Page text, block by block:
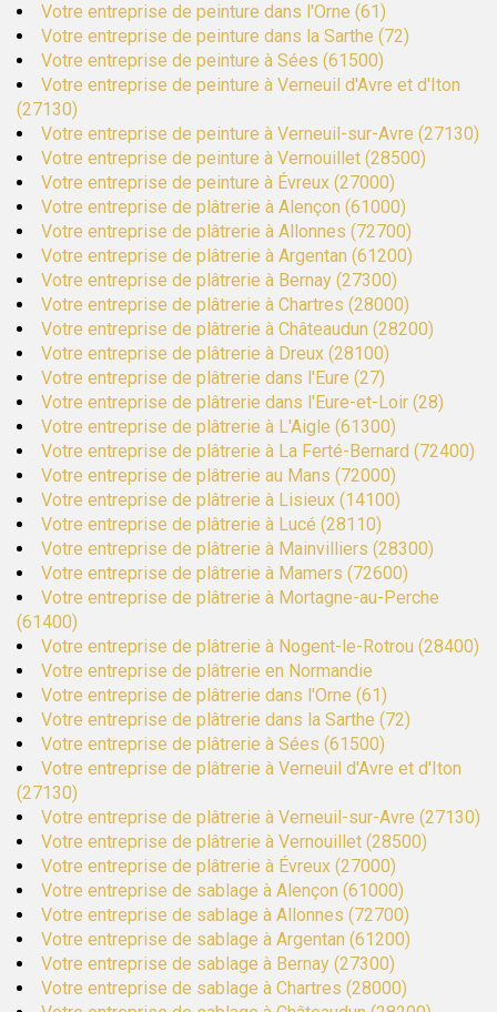
Votre entreprise de peinture dans l'Orne (61)
Votre entreprise de peinture dans la Sarthe (72)
Votre entreprise de peinture à Sées (61500)
Votre entreprise de peinture à Verneuil d'Avre et d'Iton
(27130)
Votre entreprise de peinture à Verneuil-sur-Avre (27130)
Votre entreprise de peinture à Vernouillet (28500)
Votre entreprise de peinture à Évreux (27000)
Votre entreprise de plâtrerie à Alençon (61000)
Votre entreprise de plâtrerie à Allonnes (72700)
Votre entreprise de plâtrerie à Argentan (61200)
Votre entreprise de plâtrerie à Bernay (27300)
Votre entreprise de plâtrerie à Chartres (28000)
Votre entreprise de plâtrerie à Châteaudun (28200)
Votre entreprise de plâtrerie à Dreux (28100)
Votre entreprise de plâtrerie dans l'Eure (27)
Votre entreprise de plâtrerie dans l'Eure-et-Loir (28)
Votre entreprise de plâtrerie à L'Aigle (61300)
Votre entreprise de plâtrerie à La Ferté-Bernard (72400)
Votre entreprise de plâtrerie au Mans (72000)
Votre entreprise de plâtrerie à Lisieux (14100)
Votre entreprise de plâtrerie à Lucé (28110)
Votre entreprise de plâtrerie à Mainvilliers (28300)
Votre entreprise de plâtrerie à Mamers (72600)
Votre entreprise de plâtrerie à Mortagne-au-Perche
(61400)
Votre entreprise de plâtrerie à Nogent-le-Rotrou (28400)
Votre entreprise de plâtrerie en Normandie
Votre entreprise de plâtrerie dans l'Orne (61)
Votre entreprise de plâtrerie dans la Sarthe (72)
Votre entreprise de plâtrerie à Sées (61500)
Votre entreprise de plâtrerie à Verneuil d'Avre et d'Iton
(27130)
Votre entreprise de plâtrerie à Verneuil-sur-Avre (27130)
Votre entreprise de plâtrerie à Vernouillet (28500)
Votre entreprise de plâtrerie à Évreux (27000)
Votre entreprise de sablage à Alençon (61000)
Votre entreprise de sablage à Allonnes (72700)
Votre entreprise de sablage à Argentan (61200)
Votre entreprise de sablage à Bernay (27300)
Votre entreprise de sablage à Chartres (28000)